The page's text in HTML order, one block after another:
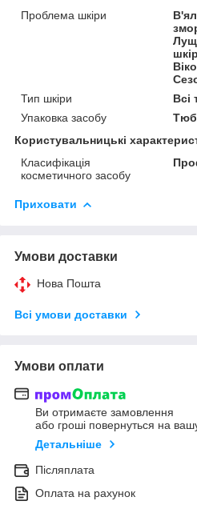
Проблема шкіри
Тип шкіри
Всі
Упаковка засобу
Користувальницькі
Класифікація
косметичного засобу
Приховати
Умови доставки
Нова Пошта
Всі умови доставки
Умови оплати
Ви отримаєте замовлення
або гроші повернуться на
Детальніше
Післяплата
Оплата на рахунок